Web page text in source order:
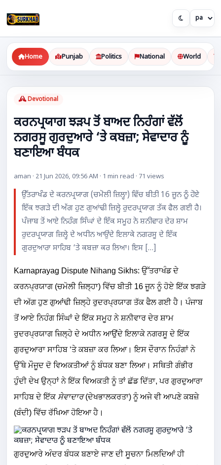
Home Punjab Politics National World
Devotional
ਕਰਨਪ੍ਰਯਾਗ ਝੜਪ ਤੋਂ ਬਾਅਦ ਨਿਹੰਗਾਂ ਵੱਲੋਂ
ਨਗਰਸੂ ਗੁਰਦੁਆਰੇ ‘ਤੇ ਕਬਜ਼ਾ; ਸੇਵਾਦਾਰ ਨੂੰ
ਬਣਾਇਆ ਬੰਧਕ
aman · 21 Jun 2026, 09:56 AM · 1 min read · 71 views
ਉੱਤਰਾਖੰਡ ਦੇ ਕਰਨਪ੍ਰਯਾਗ (ਚਮੋਲੀ ਜ਼ਿਲ੍ਹਾ) ਵਿੱਚ ਬੀਤੀ 16 ਜੂਨ ਨੂੰ ਹੋਏ
ਇੱਕ ਝਗੜੇ ਦੀ ਅੱਗ ਹੁਣ ਗੁਆਂਢੀ ਜ਼ਿਲ੍ਹੇ ਰੁਦਰਪ੍ਰਯਾਗ ਤੱਕ ਫੈਲ ਗਈ ਹੈ।
ਪੰਜਾਬ ਤੋਂ ਆਏ ਨਿਹੰਗ ਸਿੰਘਾਂ ਦੇ ਇੱਕ ਸਮੂਹ ਨੇ ਸ਼ਨੀਵਾਰ ਦੇਰ ਸ਼ਾਮ
ਰੁਦਰਪ੍ਰਯਾਗ ਜ਼ਿਲ੍ਹੇ ਦੇ ਅਧੀਨ ਆਉਂਦੇ ਇਲਾਕੇ ਨਗਰਸੂ ਦੇ ਇੱਕ
ਗੁਰਦੁਆਰਾ ਸਾਹਿਬ ‘ਤੇ ਕਬਜ਼ਾ ਕਰ ਲਿਆ। ਇਸ […]
Karnaprayag Dispute Nihang Sikhs: ਉੱਤਰਾਖੰਡ ਦੇ
ਕਰਨਪ੍ਰਯਾਗ (ਚਮੋਲੀ ਜ਼ਿਲ੍ਹਾ) ਵਿੱਚ ਬੀਤੀ 16 ਜੂਨ ਨੂੰ ਹੋਏ ਇੱਕ ਝਗੜੇ
ਦੀ ਅੱਗ ਹੁਣ ਗੁਆਂਢੀ ਜ਼ਿਲ੍ਹੇ ਰੁਦਰਪ੍ਰਯਾਗ ਤੱਕ ਫੈਲ ਗਈ ਹੈ। ਪੰਜਾਬ
ਤੋਂ ਆਏ ਨਿਹੰਗ ਸਿੰਘਾਂ ਦੇ ਇੱਕ ਸਮੂਹ ਨੇ ਸ਼ਨੀਵਾਰ ਦੇਰ ਸ਼ਾਮ
ਰੁਦਰਪ੍ਰਯਾਗ ਜ਼ਿਲ੍ਹੇ ਦੇ ਅਧੀਨ ਆਉਂਦੇ ਇਲਾਕੇ ਨਗਰਸੂ ਦੇ ਇੱਕ
ਗੁਰਦੁਆਰਾ ਸਾਹਿਬ ‘ਤੇ ਕਬਜ਼ਾ ਕਰ ਲਿਆ। ਇਸ ਦੌਰਾਨ ਨਿਹੰਗਾਂ ਨੇ
ਉੱਥੇ ਮੌਜੂਦ ਦੋ ਵਿਅਕਤੀਆਂ ਨੂੰ ਬੰਧਕ ਬਣਾ ਲਿਆ। ਸਥਿਤੀ ਗੰਭੀਰ
ਹੁੰਦੀ ਦੇਖ ਉਨ੍ਹਾਂ ਨੇ ਇੱਕ ਵਿਅਕਤੀ ਨੂੰ ਤਾਂ ਛੱਡ ਦਿੱਤਾ, ਪਰ ਗੁਰਦੁਆਰਾ
ਸਾਹਿਬ ਦੇ ਇੱਕ ਸੇਵਾਦਾਰ(ਦੇਖਭਾਲਕਰਤਾ) ਨੂੰ ਅਜੇ ਵੀ ਆਪਣੇ ਕਬਜ਼ੇ
(ਬੰਦੀ) ਵਿੱਚ ਰੱਖਿਆ ਹੋਇਆ ਹੈ।
ਗੁਰਦੁਆਰੇ ਅੰਦਰ ਬੰਧਕ ਬਣਾਏ ਜਾਣ ਦੀ ਸੂਚਨਾ ਮਿਲਦਿਆਂ ਹੀ